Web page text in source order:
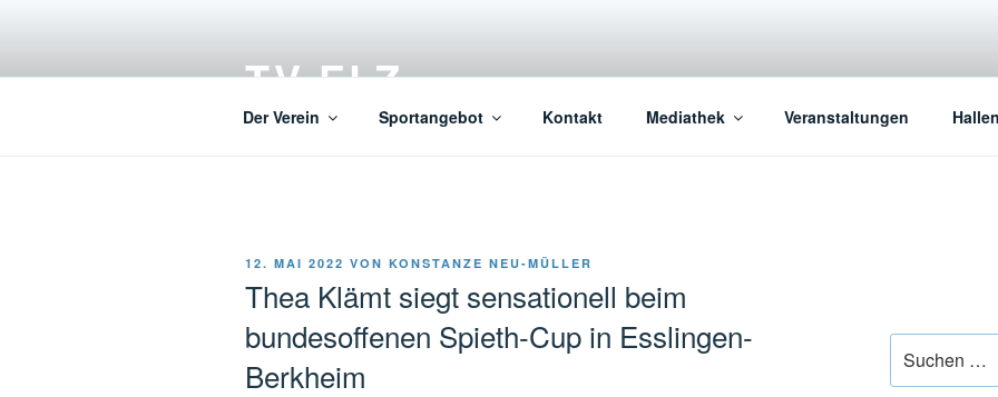
TV ELZ
Der Verein Sportangebot Kontakt Mediathek Veranstaltungen
VERÖFFENTLICHT
12. MAI 2022 VON KONSTANZE NEU-MÜLLER
Thea Klämt siegt sensationell beim
bundesoffenen Spieth-Cup in Esslingen-
Berkheim
nach: